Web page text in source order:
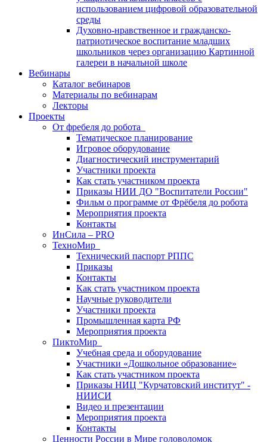
использованием цифровой образовательной
среды
Духовно-нравственное и гражданско-
патриотическое воспитание младших
школьников через организацию Картинной
галереи в начальной школе
Вебинары
Каталог вебинаров
Материалы по вебинарам
Лекторы
Проекты
От фребеля до робота
Тематическое планирование
Игровое оборудование
Диагностический инструментарий
Участники проекта
Как стать участником проекта
Приказы НИИ ДО "Воспитатели России"
Фильм о программе от Фрёбеля до робота
Мероприятия проекта
Контакты
ИнСила – PRO
ТехноМир
Технический паспорт РППС
Приказы
Контакты
Как стать участником проекта
Научные руководители
Участники проекта
Промышленная карта РФ
Мероприятия проекта
ПиктоМир
Учебная среда и оборудование
Участники «Дошкольное образование»
Как стать участником проекта
Приказы НИЦ "Курчатовский институт" -
НИИСИ
Видео и презентации
Мероприятия проекта
Контакты
Ценности России в Мире головоломок